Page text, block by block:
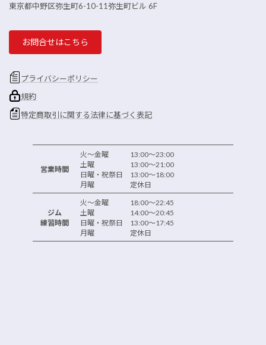
東京都中野区弥生町6-10-11弥生町ビル 6F
お問合せはこちら
プライバシーポリシー
規約
特定商取引に関する法律に基づく表記
営業時間
火～金曜 13:00～23:00
土曜 13:00～21:00
日曜・祝祭日 13:00～18:00
月曜 定休日
ジム
練習時間
火～金曜 18:00～22:45
土曜 14:00～20:45
日曜・祝祭日 13:00～17:45
月曜 定休日